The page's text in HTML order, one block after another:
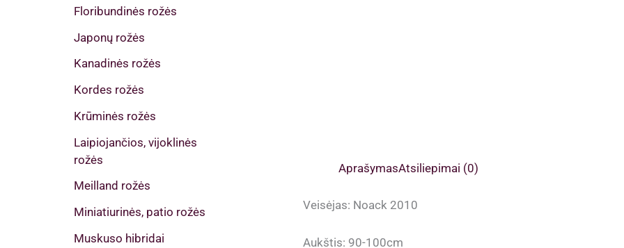
Floribundinės rožės
Japonų rožės
Kanadinės rožės
Kordes rožės
Krūminės rožės
Laipiojančios, vijoklinės
rožės
Meilland rožės
Miniatiurinės, patio rožės
Muskuso hibridai
AprašymasAtsiliepimai (0)
Veisėjas: Noack 2010
Aukštis: 90-100cm